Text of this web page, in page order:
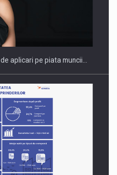
COMPANIES ON THE
aplicari pe piata muncii…